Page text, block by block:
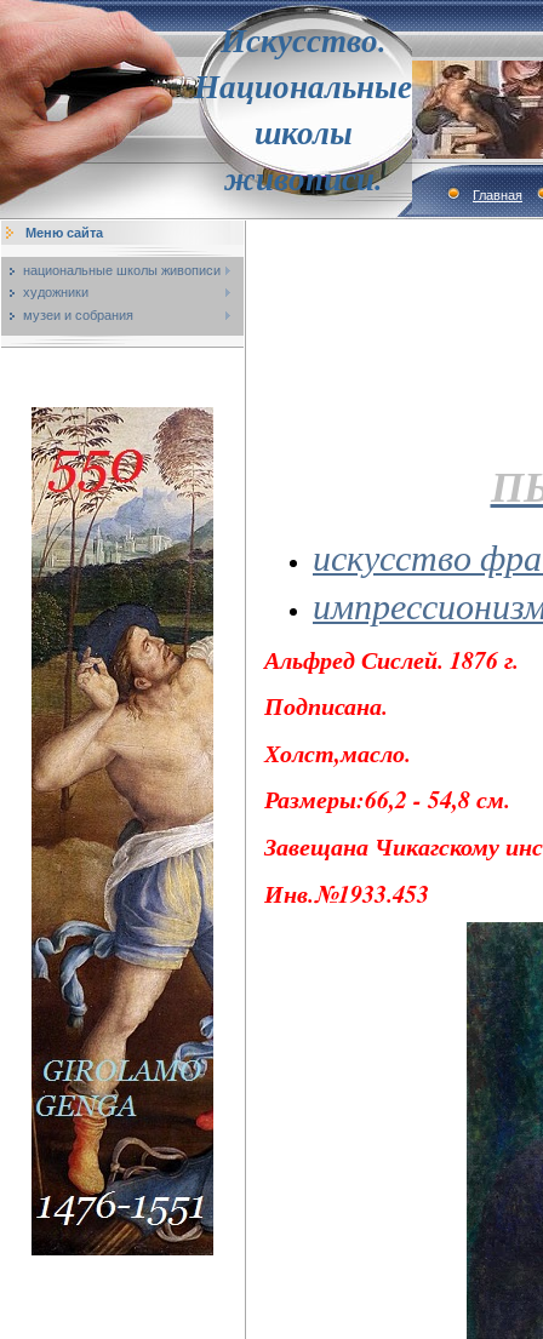
Искусство.
Национальные
школы
живописи.
Главная
Меню сайта
национальные школы живописи
художники
музеи и собрания
искусство
Альфред Сислей. 1876 г.
Подписана.
Холст,масло.
Размеры:66,2 - 54,8 см.
Завещана Чикагскому
Инв.№1933.453